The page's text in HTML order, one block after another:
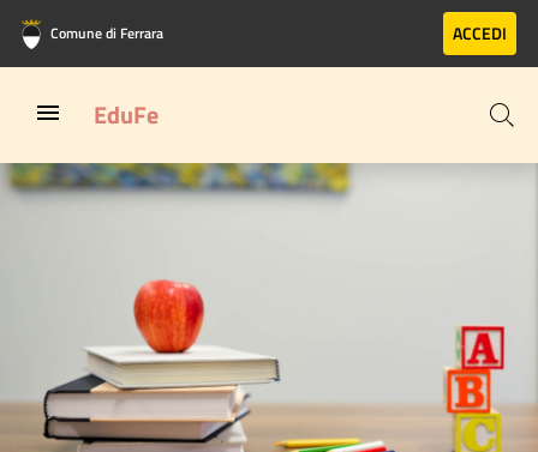
Vai al contenuto principale
Vai al footer
Comune di Ferrara ACCEDI
EduFe